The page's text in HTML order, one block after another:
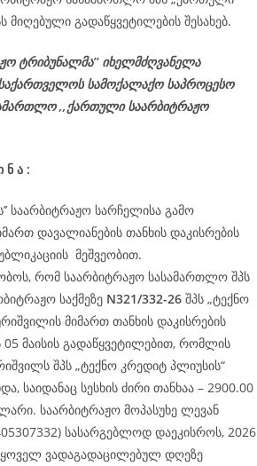
გადაწყვეტილების შესახებ.
ტრიბუნალმა’’ იხელმძღვანელა
საქართველოს სამოქალაქო საპროცესო
,,ქართული საარბიტრაჟო
ნ ა :
საარბიტრაჟო სარჩელისა გამო
დავალიანების თანხის დაკისრების
მეშვეობით.
რომ საარბიტრაჟო სასამართლო შპს
საქმეზე N321/332-26 შპს „ტექნო
მიმართ თანხის დაკისრების
მაისის გადაწყვეტილებით, რომლის
შპს „ტექნო კრედიტ პლიუსის“
საიდანაც სესხის ძირი თანხაა – 2900.00
საარბიტრაჟო მოპასუხე ლევან
სასარგებლოდ დაეკისროს, 2026
ყოველ ვადაგადაცილებულ დღეზე